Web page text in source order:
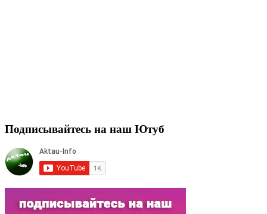
Подписывайтесь на наш Ютуб